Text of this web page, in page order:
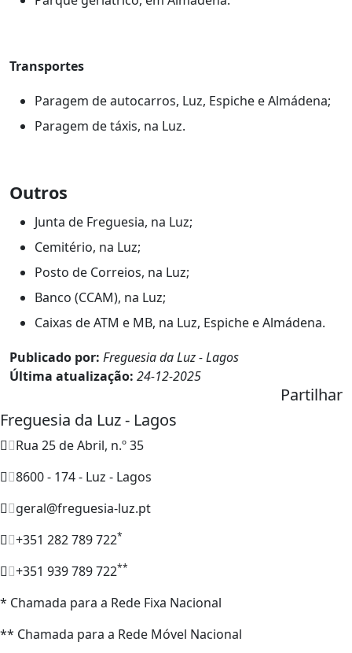
Transportes
Paragem de autocarros, Luz, Espiche e Almádena;
Paragem de táxis, na Luz.
Outros
Junta de Freguesia, na Luz;
Cemitério, na Luz;
Posto de Correios, na Luz;
Banco (CCAM), na Luz;
Caixas de ATM e MB, na Luz, Espiche e Almádena.
Publicado por: Freguesia da Luz - Lagos
Última atualização: 24-12-2025
Partilhar
Freguesia da Luz - Lagos
Rua 25 de Abril, n.º 35
8600 - 174 - Luz - Lagos
geral@freguesia-luz.pt
+351 282 789 722*
+351 939 789 722**
* Chamada para a Rede Fixa Nacional
** Chamada para a Rede Móvel Nacional